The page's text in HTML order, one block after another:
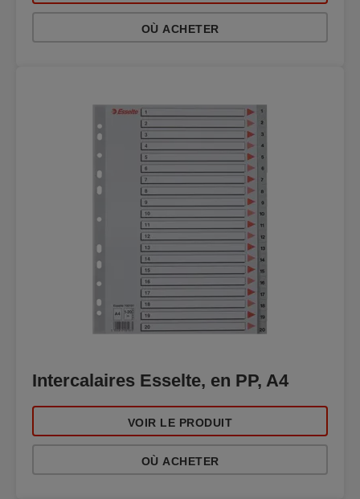
OÙ ACHETER
Intercalaires Esselte, en PP, A4
VOIR LE PRODUIT
OÙ ACHETER